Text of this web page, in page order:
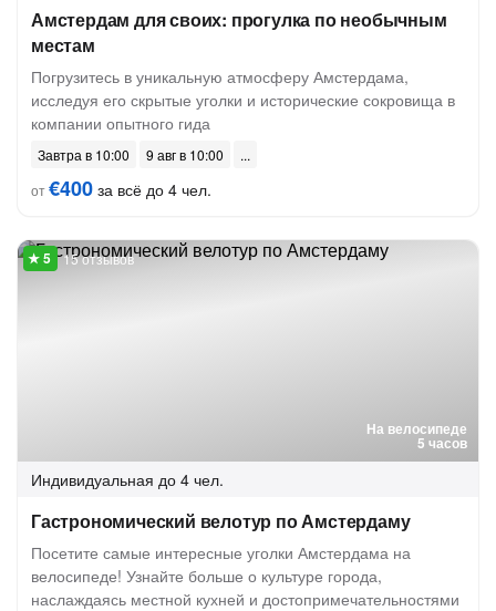
Амстердам для своих: прогулка по необычным
местам
Погрузитесь в уникальную атмосферу Амстердама,
исследуя его скрытые уголки и исторические сокровища в
компании опытного гида
Завтра в 10:00
9 авг в 10:00
от€400 за всё до 4 чел.
На велосипеде
5 часов
15 отзывов
Индивидуальная до 4 чел.
Гастрономический велотур по Амстердаму
Посетите самые интересные уголки Амстердама на
велосипеде! Узнайте больше о культуре города,
наслаждаясь местной кухней и достопримечательностями